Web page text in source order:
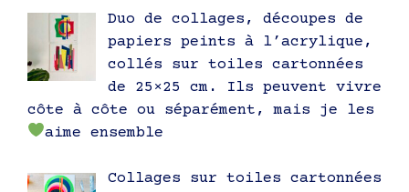
Duo de collages, découpes de
papiers peints à l’acrylique,
collés sur toiles cartonnées
de 25×25 cm. Ils peuvent vivre
côte à côte ou séparément, mais je les
aime ensemble
Collages sur toiles cartonnées